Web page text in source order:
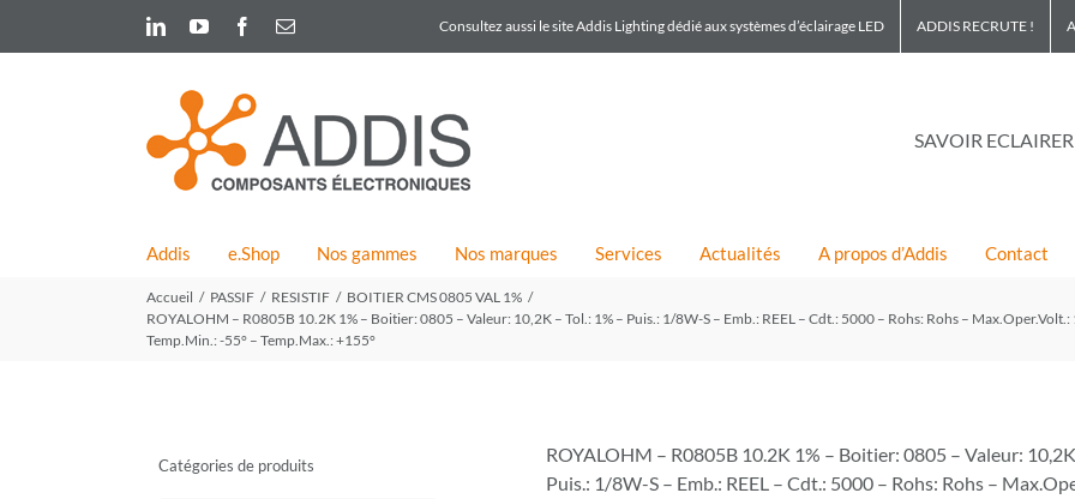
content
LinkedInYouTubeFacebook
Email Consultez aussi le site Addis Lighting dédié aux systèmes d’éclairage LED ADDIS RECRUTE !
SAVOIR
Addis e.Shop Nos gammes Nos marques Services Actualités A propos d’Addis Contact
Accueil PASSIF RESISTIF
BOITIER CMS 0805 VAL 1%
ROYALOHM – R0805B 10.2K 1% – Boitier: 0805 – Valeur: 10,2K – Tol.: 1% – Puis.: 1/8W-S – Emb.: REEL – Cdt.: 5000 – Rohs: Rohs –
Temp.Min.: -55° – Temp.Max.: +155°
ROYALOHM – R0805B 10.2K 1% – Boitier: 0805 – Valeur:
Puis.: 1/8W-S – Emb.: REEL – Cdt.: 5000 – Rohs: Rohs –
Catégories de produits